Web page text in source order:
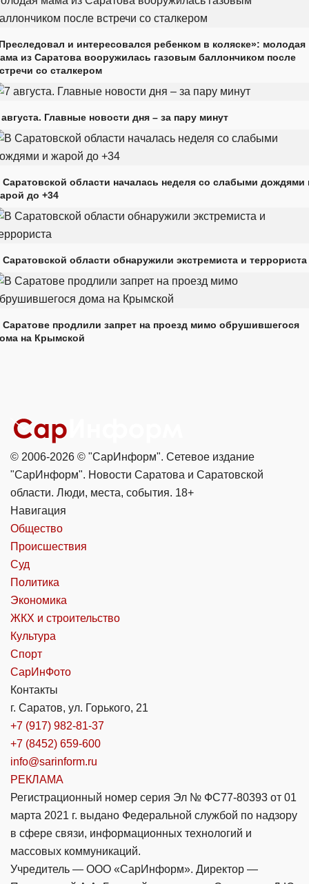
и интересовался ребенком в коляске»: молодая
из Саратова вооружилась газовым баллончиком после
со сталкером
Главные новости дня – за пару минут
Саратовской области началась неделя со слабыми дождями
до +34
Саратовской области обнаружили экстремиста и террориста
Саратове продлили запрет на проезд мимо обрушившегося
на Крымской
© 2006-2026 © "СарИнформ". Сетевое издание
"СарИнформ". Новости Саратова и Саратовской
области. Люди, места, события. 18+
Навигация
Общество
Происшествия
Суд
Политика
Экономика
ЖКХ и строительство
Культура
Спорт
СарИнФото
Контакты
г. Саратов, ул. Горького, 21
+7 (917) 982-81-37
+7 (8452) 659-600
info@sarinform.ru
РЕКЛАМА
Регистрационный номер серия Эл № ФС77-80393 от 01
марта 2021 г. выдано Федеральной службой по надзору
в сфере связи, информационных технологий и
массовых коммуникаций.
Учредитель — ООО «СарИнформ». Директор —